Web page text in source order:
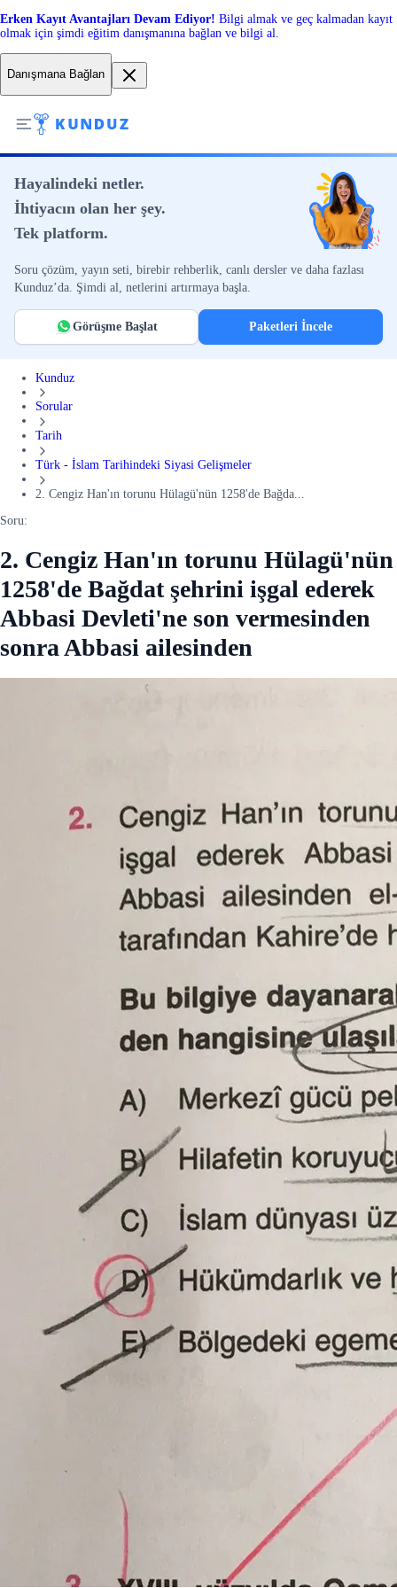
Erken Kayıt Avantajları Devam Ediyor! Bilgi almak ve geç kalmadan kayıt
olmak için şimdi eğitim danışmanına bağlan ve bilgi al.
Danışmana Bağlan
Hayalindeki netler.
İhtiyacın olan her şey.
Tek platform.
Soru çözüm, yayın seti, birebir rehberlik, canlı dersler ve daha fazlası
Kunduz’da. Şimdi al, netlerini artırmaya başla.
Görüşme Başlat Paketleri İncele
Kunduz
Sorular
Tarih
Türk - İslam Tarihindeki Siyasi Gelişmeler
2. Cengiz Han'ın torunu Hülagü'nün 1258'de Bağda...
Soru:
2. Cengiz Han'ın torunu Hülagü'nün
1258'de Bağdat şehrini işgal ederek
Abbasi Devleti'ne son vermesinden
sonra Abbasi ailesinden